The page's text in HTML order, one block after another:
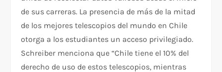
de sus carreras. La presencia de más de la mitad
de los mejores telescopios del mundo en Chile
otorga a los estudiantes un acceso privilegiado.
Schreiber menciona que “Chile tiene el 10% del
derecho de uso de estos telescopios, mientras